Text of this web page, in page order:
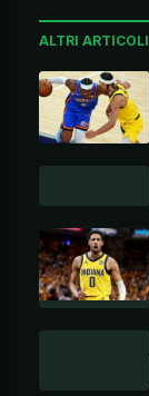
ALTRI ARTICOLI